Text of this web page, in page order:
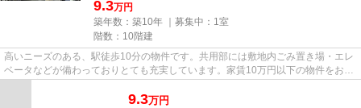
9.3万円
築年数：築10年 ｜募集中： 1室
階数：10階建
高いニーズのある、駅徒歩10分の物件です。共用部には敷地内ごみ置き場・エレ
ベータなどが備わっておりとても充実しています。家賃10万円以下の物件をお探
9.3万円